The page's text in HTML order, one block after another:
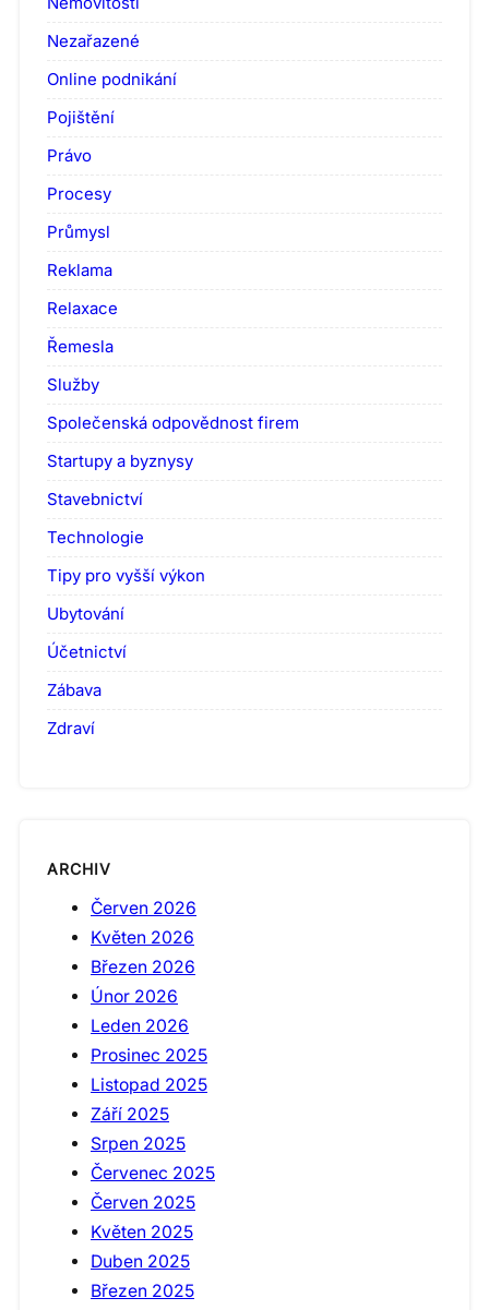
Nezařazené
Online podnikání
Pojištění
Právo
Procesy
Průmysl
Reklama
Relaxace
Řemesla
Služby
Společenská odpovědnost firem
Startupy a byznysy
Stavebnictví
Technologie
Tipy pro vyšší výkon
Ubytování
Účetnictví
Zábava
Zdraví
ARCHIV
Červen 2026
Květen 2026
Březen 2026
Únor 2026
Leden 2026
Prosinec 2025
Listopad 2025
Září 2025
Srpen 2025
Červenec 2025
Červen 2025
Květen 2025
Duben 2025
Březen 2025